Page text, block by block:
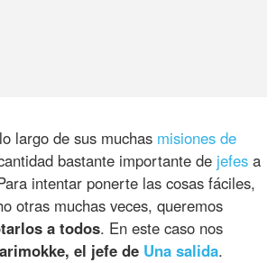
largo de sus muchas misiones de
bastante importante de jefes a
intentar ponerte las cosas fáciles,
otras muchas veces, queremos
a todos. En este caso nos
el jefe de Una salida.